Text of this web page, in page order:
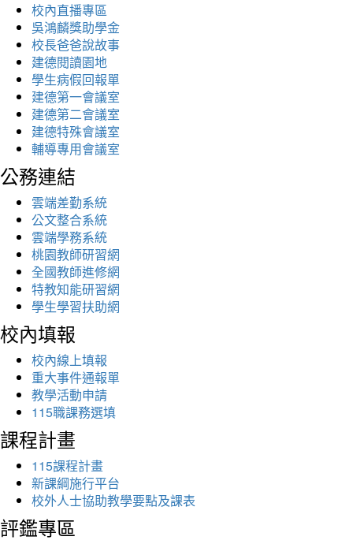
校內直播專區
吳鴻麟獎助學金
校長爸爸說故事
建德閱讀園地
學生病假回報單
建德第一會議室
建德第二會議室
建德特殊會議室
輔導專用會議室
公務連結
雲端差勤系統
公文整合系統
雲端學務系統
桃園教師研習網
全國教師進修網
特教知能研習網
學生學習扶助網
校內填報
校內線上填報
重大事件通報單
教學活動申請
115職課務選填
課程計畫
115課程計畫
新課綱施行平台
校外人士協助教學要點及課表
評鑑專區